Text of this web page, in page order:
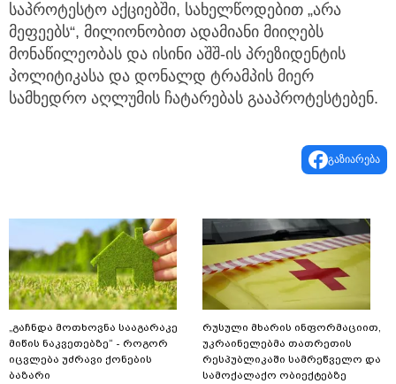
საპროტესტო აქციებში, სახელწოდებით „არა
მეფეებს“, მილიონობით ადამიანი მიიღებს
მონაწილეობას და ისინი აშშ-ის პრეზიდენტის
პოლიტიკასა და დონალდ ტრამპის მიერ
სამხედრო აღლუმის ჩატარებას გააპროტესტებენ.
გაზიარება
„გაჩნდა მოთხოვნა სააგარაკე
მიწის ნაკვეთებზე“ - როგორ
იცვლება უძრავი ქონების
ბაზარი
რუსული მხარის ინფორმაციით,
უკრაინელებმა თათრეთის
რესპუბლიკაში სამრეწველო და
სამოქალაქო ობიექტებზე